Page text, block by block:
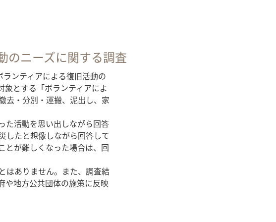
のニーズに関する調査
ンティアによる復旧活動の
象とする「ボランティアによ
去・分別・運搬、泥出し、家
た活動を思い出しながら回答
したと想像しながら回答して
とが難しくなった場合は、回
はありません。また、調査結
や地方公共団体の施策に反映